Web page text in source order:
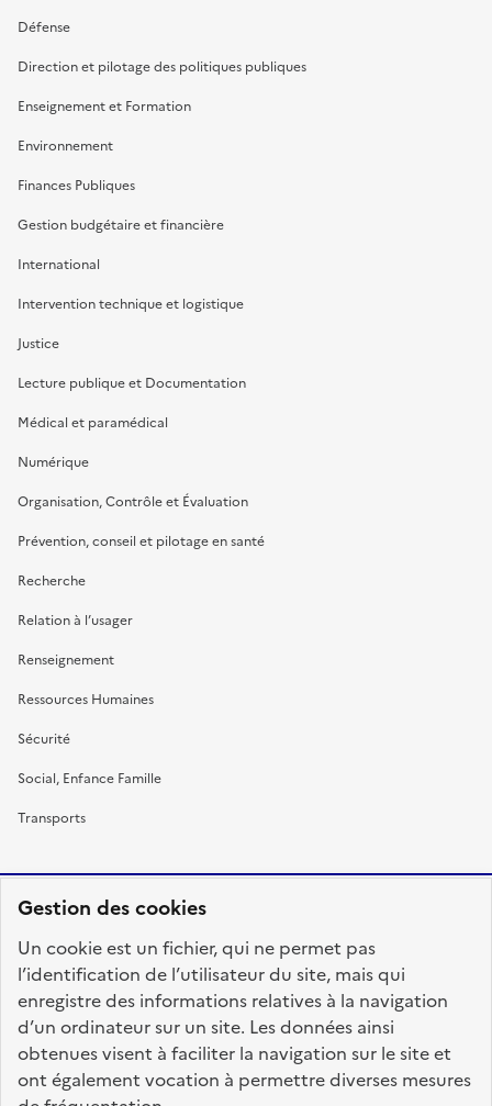
Gestion des cookies
Un cookie est un fichier, qui ne permet pas
l’identification de l’utilisateur du site, mais qui
enregistre des informations relatives à la navigation
d’un ordinateur sur un site. Les données ainsi
obtenues visent à faciliter la navigation sur le site et
ont également vocation à permettre diverses mesures
Défense
Direction et pilotage des politiques publiques
Enseignement et Formation
Environnement
Finances Publiques
Gestion budgétaire et financière
International
Intervention technique et logistique
Justice
Lecture publique et Documentation
Médical et paramédical
Numérique
Organisation, Contrôle et Évaluation
Prévention, conseil et pilotage en santé
Recherche
Relation à l’usager
Renseignement
Ressources Humaines
Sécurité
Social, Enfance Famille
Transports
FRANÇAISE
fonction-publique.gouv.fr
legifrance.gouv.fr